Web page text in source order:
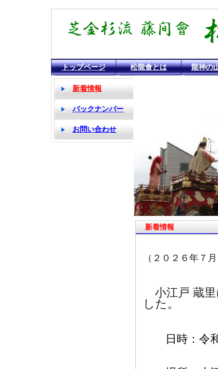
トップページ 松龍會とは 龍神の
新着情報
（２０２６年７
小江戸 蔵里
した。
日時：令和